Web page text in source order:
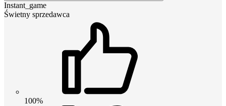
Instant_game
Świetny sprzedawca
100%